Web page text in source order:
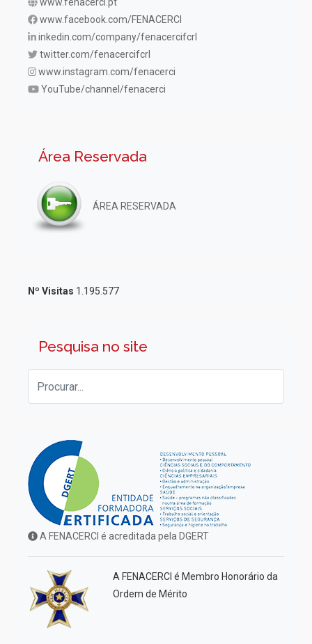
www.fenacerci.pt
www.facebook.com/FENACERCI
inkedin.com/company/fenacercifcrl
twitter.com/fenacercifcrl
www.instagram.com/fenacerci
YouTube/channel/fenacerci
Área Reservada
ÁREA RESERVADA
Nº Visitas 1.195.577
Pesquisa no site
A FENACERCI é acreditada pela DGERT
A FENACERCI é Membro Honorário da
Ordem de Mérito